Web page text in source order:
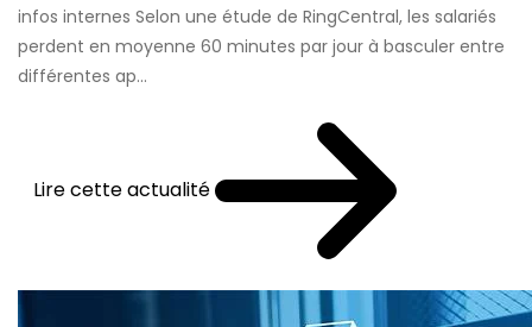
infos internes Selon une étude de RingCentral, les salariés
perdent en moyenne 60 minutes par jour à basculer entre
différentes ap...
Lire cette actualité